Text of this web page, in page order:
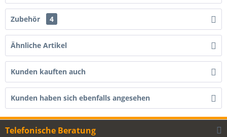
Zubehör 4
Ähnliche Artikel
Kunden kauften auch
Kunden haben sich ebenfalls angesehen
Telefonische Beratung